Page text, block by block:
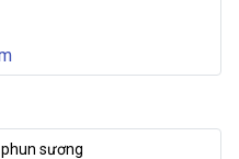
sương